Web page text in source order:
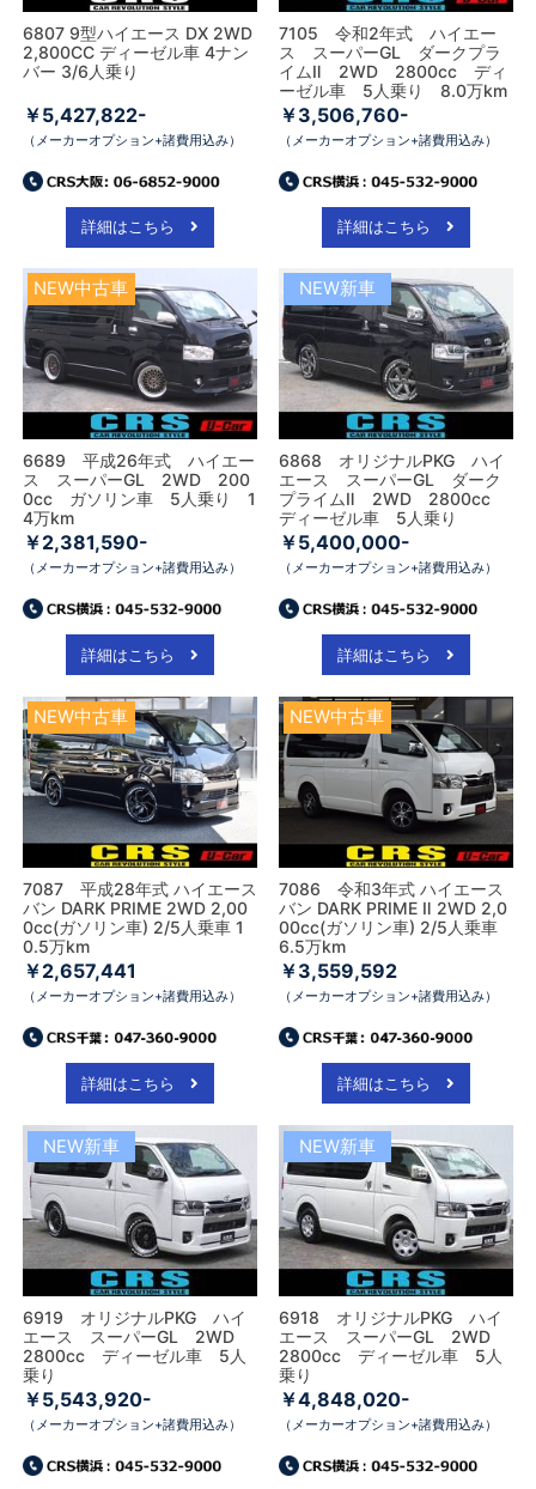
6807 9型ハイエース DX 2WD
2,800CC ディーゼル車 4ナン
バー 3/6人乗り
￥5,427,822-
（メーカーオプション+諸費用込み）
詳細はこちら
7105 令和2年式 ハイエー
ス スーパーGL ダークプラ
イムⅡ 2WD 2800cc ディ
ーゼル車 5人乗り 8.0万km
￥3,506,760-
（メーカーオプション+諸費用込み）
詳細はこちら
NEW中古車
6689 平成26年式 ハイエー
ス スーパーGL 2WD 200
0cc ガソリン車 5人乗り 1
4万km
￥2,381,590-
（メーカーオプション+諸費用込み）
詳細はこちら
NEW新車
6868 オリジナルPKG ハイ
エース スーパーGL ダーク
プライムⅡ 2WD 2800cc
ディーゼル車 5人乗り
￥5,400,000-
（メーカーオプション+諸費用込み）
詳細はこちら
NEW中古車
7087 平成28年式 ハイエース
バン DARK PRIME 2WD 2,00
0cc(ガソリン車) 2/5人乗車 1
0.5万km
￥2,657,441
（メーカーオプション+諸費用込み）
詳細はこちら
NEW中古車
7086 令和3年式 ハイエース
バン DARK PRIME Ⅱ 2WD 2,0
00cc(ガソリン車) 2/5人乗車
6.5万km
￥3,559,592
（メーカーオプション+諸費用込み）
詳細はこちら
NEW新車
6919 オリジナルPKG ハイ
エース スーパーGL 2WD
2800cc ディーゼル車 5人
乗り
￥5,543,920-
（メーカーオプション+諸費用込み）
NEW新車
6918 オリジナルPKG ハイ
エース スーパーGL 2WD
2800cc ディーゼル車 5人
乗り
￥4,848,020-
（メーカーオプション+諸費用込み）